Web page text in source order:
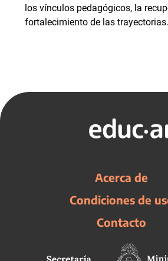
los vínculos pedagógicos, la
fortalecimiento de las trayectorias.
Acerca de
Condiciones de
Contacto